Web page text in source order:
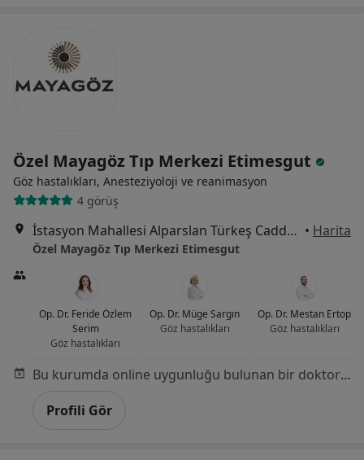
Özel Mayagöz Tıp Merkezi Etimesgut
Göz hastalıkları, Anesteziyoloji ve reanimasyon
4 görüş
İstasyon Mahallesi Alparslan Türkeş Caddesi No:33, Etimesgut • Harita
Özel Mayagöz Tıp Merkezi Etimesgut
Op. Dr. Feride Özlem
Serim
Göz hastalıkları
Op. Dr. Müge Sargın
Göz hastalıkları
Op. Dr. Mestan Ertop
Göz hastalıkları
Bu kurumda online uygunluğu bulunan bir doktor veya uzman bulunamadı
Profili Gör